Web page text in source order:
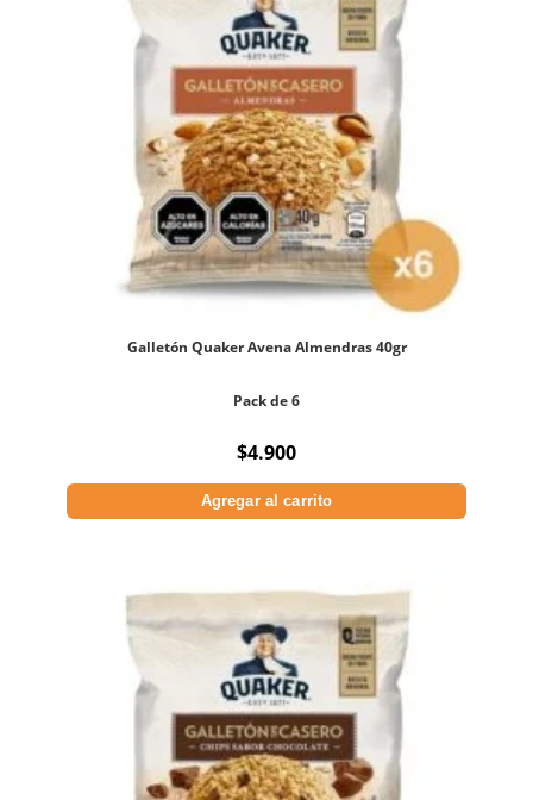
Galletón Quaker Avena Almendras 40gr
Pack de 6
$4.900
Agregar al carrito